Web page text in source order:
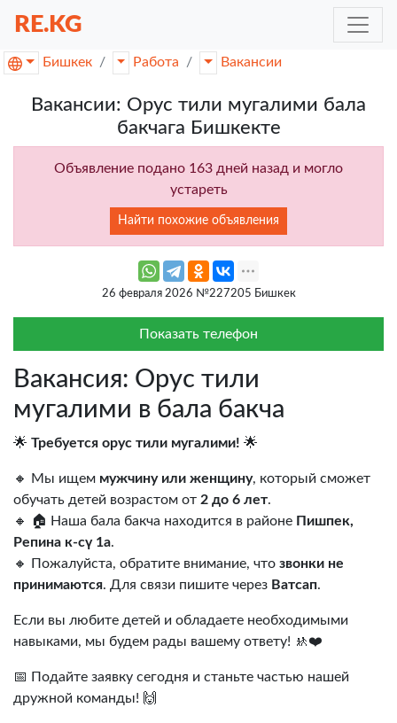
RE.KG
Бишкек Работа Вакансии
Вакансии: Орус тили мугалими бала
бакчага Бишкекте
Объявление подано 163 дней назад и могло
устареть
Найти похожие объявления
26 февраля 2026 №227205 Бишкек
Показать телефон
Вакансия: Орус тили
мугалими в бала бакча
🌟 Требуется орус тили мугалими! 🌟
🔸 Мы ищем мужчину или женщину, который сможет
обучать детей возрастом от 2 до 6 лет.
🔸 🏠 Наша бала бакча находится в районе Пишпек,
Репина к-сү 1а.
🔸 Пожалуйста, обратите внимание, что звонки не
принимаются. Для связи пишите через Ватсап.
Если вы любите детей и обладаете необходимыми
навыками, мы будем рады вашему ответу! 🚸❤️
📅 Подайте заявку сегодня и станьте частью нашей
дружной команды! 🙌